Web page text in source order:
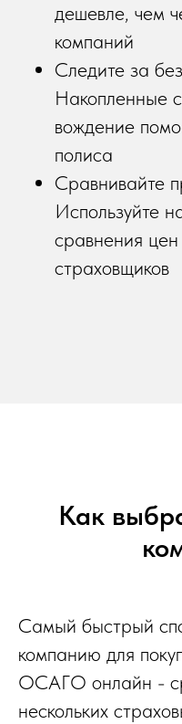
дешевле, чем
компаний
Следите за
Накопленные
вождение
полиса
Сравнивайте
Используйте
сравнения
страховщиков
Как
Самый быстрый
компанию для
ОСАГО онлайн -
нескольких